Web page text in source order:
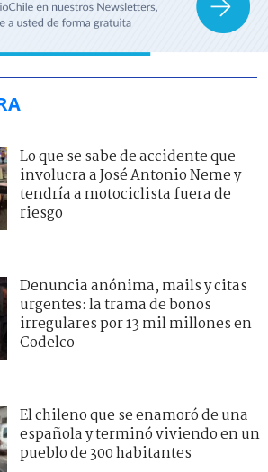
Lo que se sabe de accidente que
involucra a José Antonio Neme y
tendría a motociclista fuera de
riesgo
Denuncia anónima, mails y citas
urgentes: la trama de bonos
irregulares por 13 mil millones en
Codelco
El chileno que se enamoró de una
española y terminó viviendo en un
pueblo de 300 habitantes